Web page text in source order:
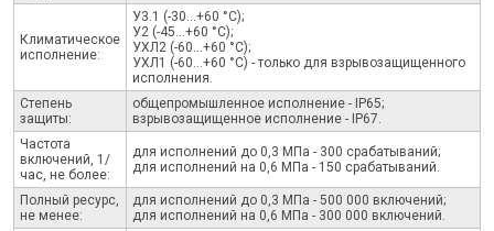
Климатическое
исполнение:
У3.1 (-30...+60 °С);
У2 (-45...+60 °С);
УХЛ2 (-60...+60 °С);
УХЛ1 (-60...+60 °С) - только для взрывозащищенного
исполнения.
Степень
защиты:
общепромышленное исполнение - IP65;
взрывозащищенное исполнение - IP67.
Частота
включений, 1/
час, не более:
для исполнений до 0,3 МПа - 300 срабатываний;
для исполнений на 0,6 МПа - 150 срабатываний.
Полный ресурс,
не менее:
для исполнений до 0,3 МПа - 500 000 включений;
для исполнений на 0,6 МПа - 300 000 включений.